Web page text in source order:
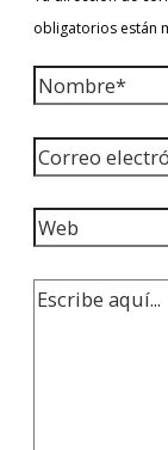
obligatorios están